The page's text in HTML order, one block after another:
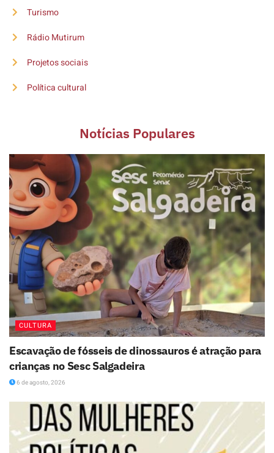
Turismo
Rádio Mutirum
Projetos sociais
Política cultural
Notícias Populares
CULTURA
Escavação de fósseis de dinossauros é atração para
crianças no Sesc Salgadeira
6 de agosto, 2026